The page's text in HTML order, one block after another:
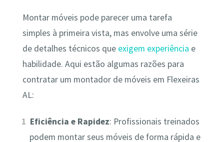
Montar móveis pode parecer uma tarefa
simples à primeira vista, mas envolve uma série
de detalhes técnicos que exigem experiência e
habilidade. Aqui estão algumas razões para
contratar um montador de móveis em Flexeiras
AL:
Eficiência e Rapidez: Profissionais treinados
podem montar seus móveis de forma rápida e